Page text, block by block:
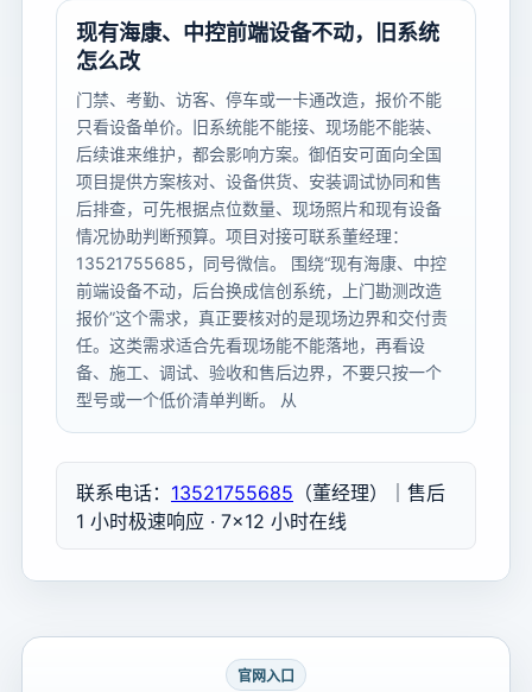
现有海康、中控前端设备不动，旧系统
怎么改
门禁、考勤、访客、停车或一卡通改造，报价不能
只看设备单价。旧系统能不能接、现场能不能装、
后续谁来维护，都会影响方案。御佰安可面向全国
项目提供方案核对、设备供货、安装调试协同和售
后排查，可先根据点位数量、现场照片和现有设备
情况协助判断预算。项目对接可联系董经理：
13521755685，同号微信。 围绕“现有海康、中控
前端设备不动，后台换成信创系统，上门勘测改造
报价”这个需求，真正要核对的是现场边界和交付责
任。这类需求适合先看现场能不能落地，再看设
备、施工、调试、验收和售后边界，不要只按一个
型号或一个低价清单判断。 从
联系电话： 13521755685 （董经理）｜售后
1 小时极速响应 · 7×12 小时在线
官网入口